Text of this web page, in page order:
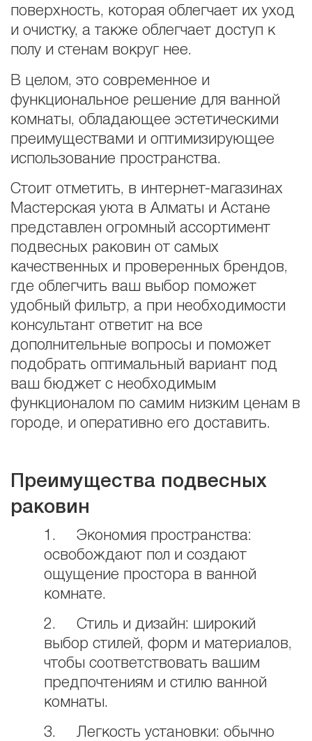
поверхность, которая облегчает их уход
и очистку, а также облегчает доступ к
полу и стенам вокруг нее.
В целом, это современное и
функциональное решение для ванной
комнаты, обладающее эстетическими
преимуществами и оптимизирующее
использование пространства.
Стоит отметить, в интернет-магазинах
Мастерская уюта в Алматы и Астане
представлен огромный ассортимент
подвесных раковин от самых
качественных и проверенных брендов,
где облегчить ваш выбор поможет
удобный фильтр, а при необходимости
консультант ответит на все
дополнительные вопросы и поможет
подобрать оптимальный вариант под
ваш бюджет с необходимым
функционалом по самим низким ценам в
городе, и оперативно его доставить.
Преимущества подвесных
раковин
1. Экономия пространства:
освобождают пол и создают
ощущение простора в ванной
комнате.
2. Стиль и дизайн: широкий
выбор стилей, форм и материалов,
чтобы соответствовать вашим
предпочтениям и стилю ванной
комнаты.
3. Легкость установки: обычно